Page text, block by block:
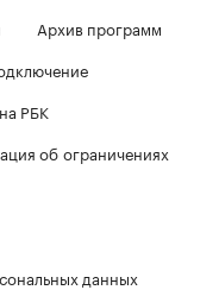
Архив программ
РБК
об ограничениях
данных